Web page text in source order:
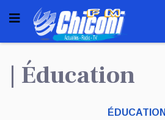
| Éducation
ÉDUCATION